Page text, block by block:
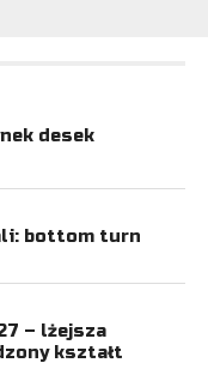
desek
bottom turn
– lżejsza
kształt